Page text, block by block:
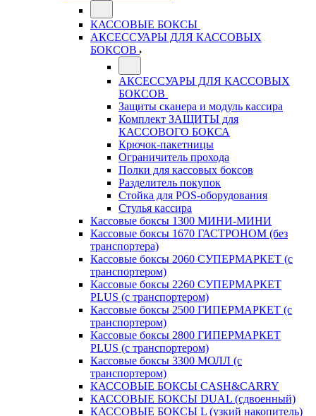
КАССОВЫЕ БОКСЫ
АКСЕССУАРЫ ДЛЯ КАССОВЫХ
БОКСОВ
АКСЕССУАРЫ ДЛЯ КАССОВЫХ
БОКСОВ
Защиты сканера и модуль кассира
Комплект ЗАЩИТЫ для
КАССОВОГО БОКСА
Крючок-пакетницы
Ограничитель прохода
Полки для кассовых боксов
Разделитель покупок
Стойка для POS-оборудования
Стулья кассира
Кассовые боксы 1300 МИНИ-МИНИ
Кассовые боксы 1670 ГАСТРОНОМ (без
транспортера)
Кассовые боксы 2060 СУПЕРМАРКЕТ (с
транспортером)
Кассовые боксы 2260 СУПЕРМАРКЕТ
PLUS (с транспортером)
Кассовые боксы 2500 ГИПЕРМАРКЕТ (с
транспортером)
Кассовые боксы 2800 ГИПЕРМАРКЕТ
PLUS (с транспортером)
Кассовые боксы 3300 МОЛЛ (с
транспортером)
КАССОВЫЕ БОКСЫ CASH&CARRY
КАССОВЫЕ БОКСЫ DUAL (сдвоенный)
КАССОВЫЕ БОКСЫ L (узкий накопитель)